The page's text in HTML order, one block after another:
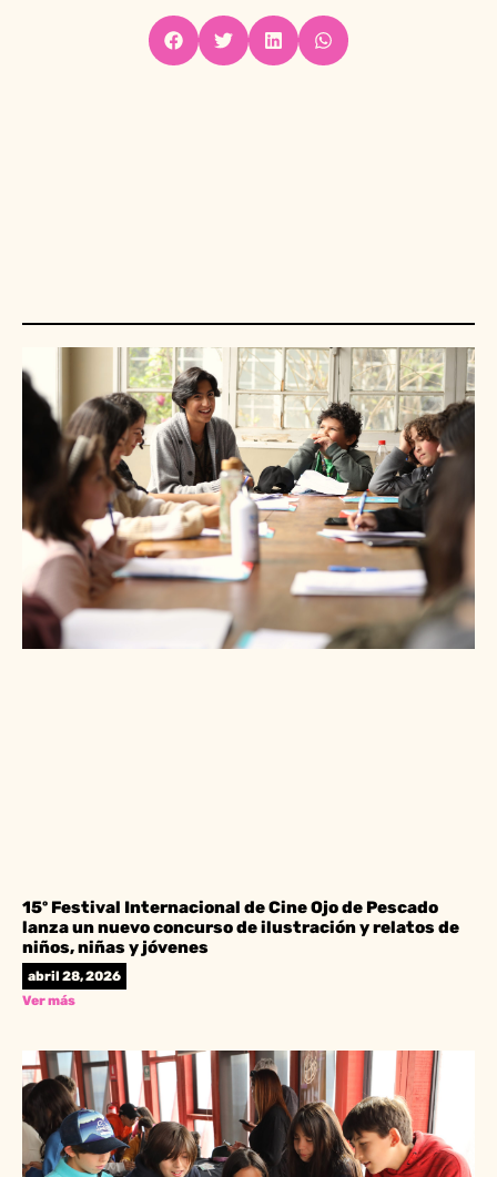
15º Festival Internacional de Cine Ojo de Pescado
lanza un nuevo concurso de ilustración y relatos de
niños, niñas y jóvenes
abril 28, 2026
Ver más